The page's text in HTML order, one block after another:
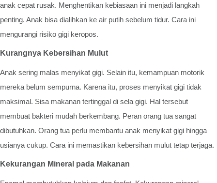
anak cepat rusak. Menghentikan kebiasaan ini menjadi langkah
penting. Anak bisa dialihkan ke air putih sebelum tidur. Cara ini
mengurangi risiko gigi keropos.
Kurangnya Kebersihan Mulut
Anak sering malas menyikat gigi. Selain itu, kemampuan motorik
mereka belum sempurna. Karena itu, proses menyikat gigi tidak
maksimal. Sisa makanan tertinggal di sela gigi. Hal tersebut
membuat bakteri mudah berkembang. Peran orang tua sangat
dibutuhkan. Orang tua perlu membantu anak menyikat gigi hingga
usianya cukup. Cara ini memastikan kebersihan mulut tetap terjaga.
Kekurangan Mineral pada Makanan